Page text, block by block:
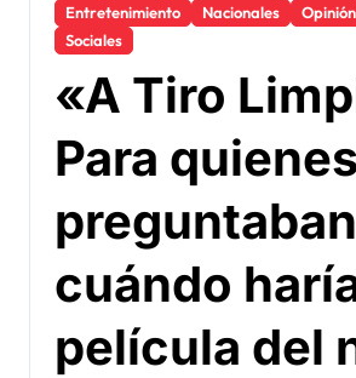
Entretenimiento
Nacionales Opinión
Sociales
«A Tiro
Para
preguntaban
cuándo
película del